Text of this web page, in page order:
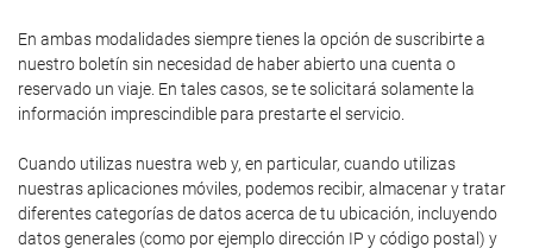
En ambas modalidades siempre tienes la opción de suscribirte a
nuestro boletín sin necesidad de haber abierto una cuenta o
reservado un viaje. En tales casos, se te solicitará solamente la
información imprescindible para prestarte el servicio.
Cuando utilizas nuestra web y, en particular, cuando utilizas
nuestras aplicaciones móviles, podemos recibir, almacenar y tratar
diferentes categorías de datos acerca de tu ubicación, incluyendo
datos generales (como por ejemplo dirección IP y código postal) y